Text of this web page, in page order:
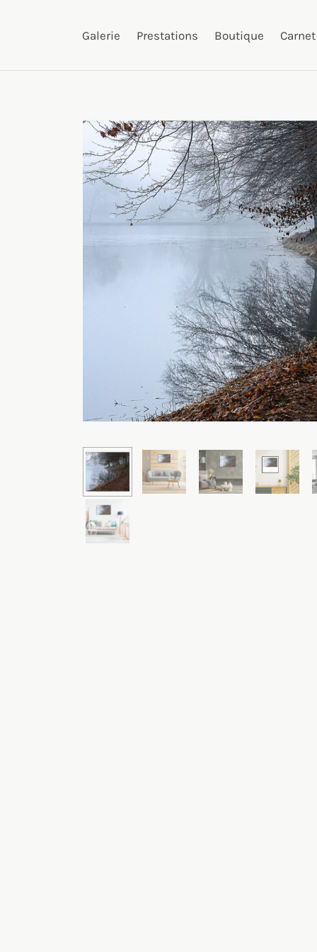
Galerie Prestations Boutique